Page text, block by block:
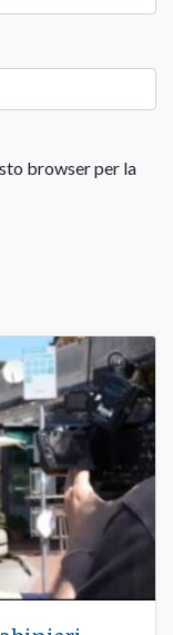
browser per la